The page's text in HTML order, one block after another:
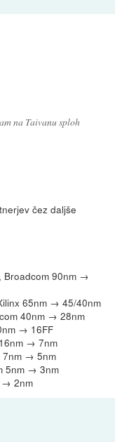
na Taivanu sploh
čez daljše
Broadcom 90nm →
65nm → 45/40nm
40nm → 28nm
→ 16FF
→ 7nm
7nm → 5nm
5nm → 3nm
→ 2nm